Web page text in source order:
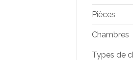
Pièces
Chambres
Types de